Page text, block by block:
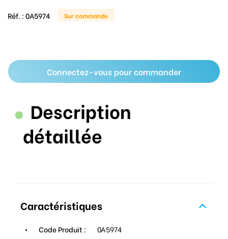
Réf. :0A5974 Sur commande
Connectez-vous pour commander
Description
détaillée
Caractéristiques
Code Produit :
0A5974